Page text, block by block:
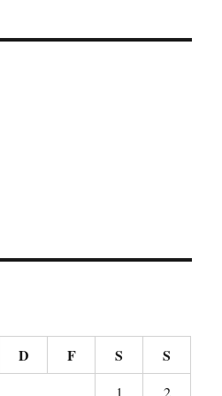
D F S S
1
2